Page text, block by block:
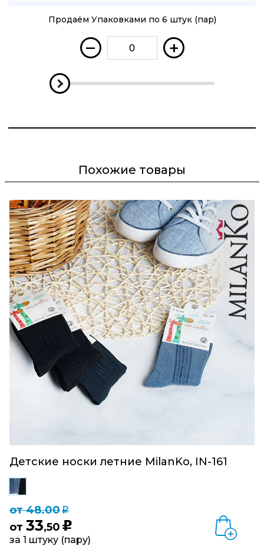
Продаём Упаковками по 6 штук (пар)
– +
Похожие товары
Детские носки летние MilanKo, IN-161
от 48.00q
от 33,50 u
за 1 штуку (пару)